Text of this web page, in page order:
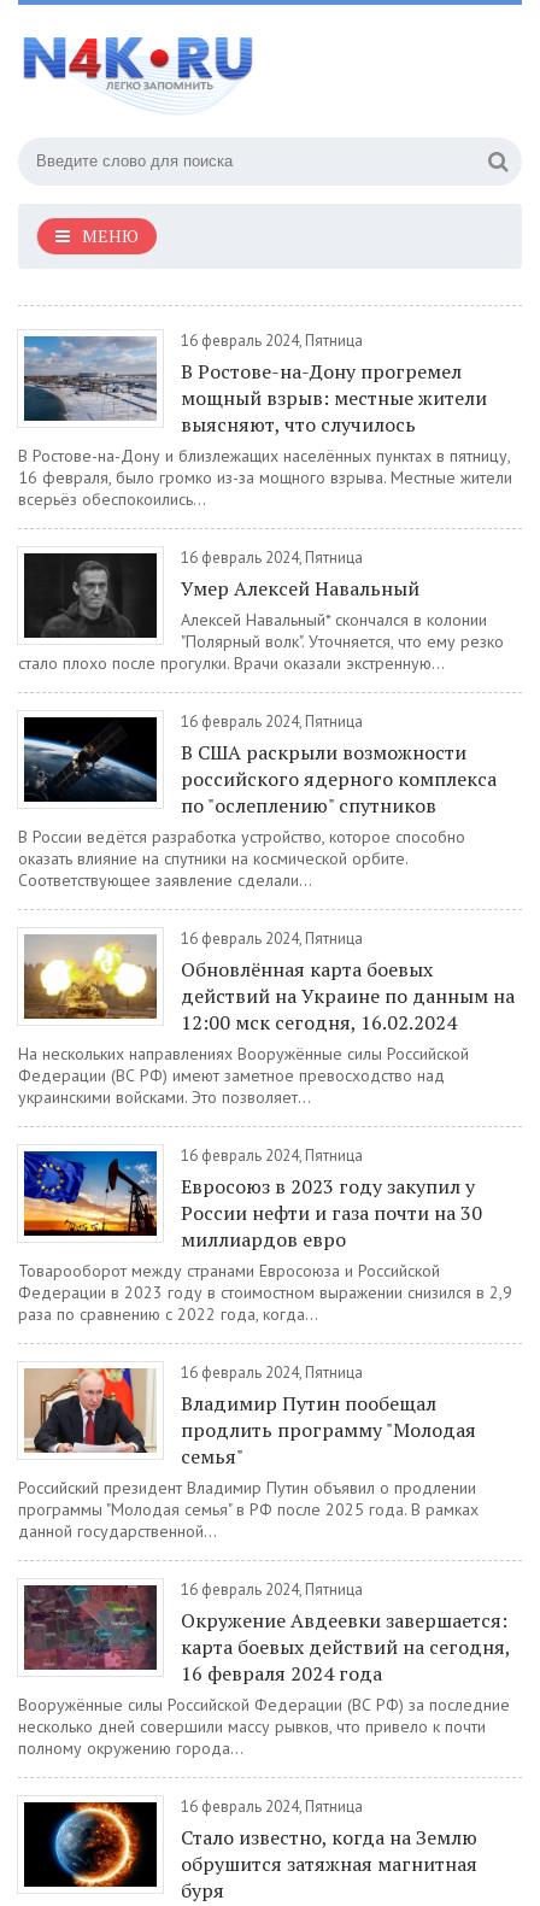
МЕНЮ
16 февраль 2024, Пятница
В Ростове-на-Дону прогремел
мощный взрыв: местные жители
выясняют, что случилось
В Ростове-на-Дону и близлежащих населённых пунктах в пятницу,
16 февраля, было громко из-за мощного взрыва. Местные жители
всерьёз обеспокоились...
16 февраль 2024, Пятница
Умер Алексей Навальный
Алексей Навальный* скончался в колонии
"Полярный волк". Уточняется, что ему резко
стало плохо после прогулки. Врачи оказали экстренную...
16 февраль 2024, Пятница
В США раскрыли возможности
российского ядерного комплекса
по "ослеплению" спутников
В России ведётся разработка устройство, которое способно
оказать влияние на спутники на космической орбите.
Соответствующее заявление сделали...
16 февраль 2024, Пятница
Обновлённая карта боевых
действий на Украине по данным на
12:00 мск сегодня, 16.02.2024
На нескольких направлениях Вооружённые силы Российской
Федерации (ВС РФ) имеют заметное превосходство над
украинскими войсками. Это позволяет...
16 февраль 2024, Пятница
Евросоюз в 2023 году закупил у
России нефти и газа почти на 30
миллиардов евро
Товарооборот между странами Евросоюза и Российской
Федерации в 2023 году в стоимостном выражении снизился в 2,9
раза по сравнению с 2022 года, когда...
16 февраль 2024, Пятница
Владимир Путин пообещал
продлить программу "Молодая
семья"
Российский президент Владимир Путин объявил о продлении
программы "Молодая семья" в РФ после 2025 года. В рамках
данной государственной...
16 февраль 2024, Пятница
Окружение Авдеевки завершается:
карта боевых действий на сегодня,
16 февраля 2024 года
Вооружённые силы Российской Федерации (ВС РФ) за последние
несколько дней совершили массу рывков, что привело к почти
полному окружению города...
16 февраль 2024, Пятница
Стало известно, когда на Землю
обрушится затяжная магнитная
буря